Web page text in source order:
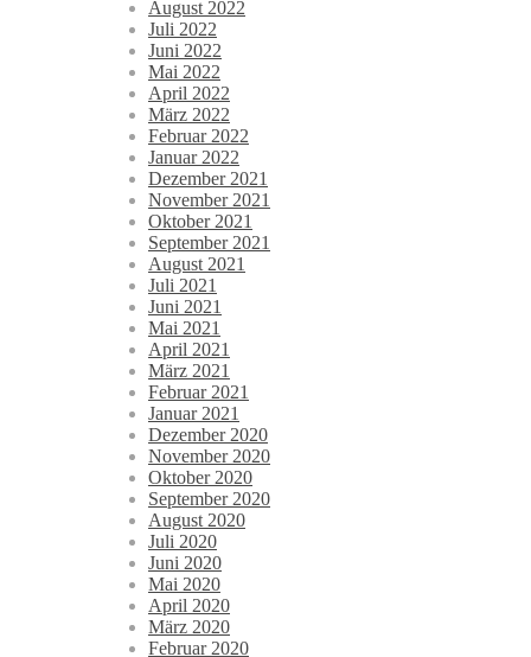
August 2022
Juli 2022
Juni 2022
Mai 2022
April 2022
März 2022
Februar 2022
Januar 2022
Dezember 2021
November 2021
Oktober 2021
September 2021
August 2021
Juli 2021
Juni 2021
Mai 2021
April 2021
März 2021
Februar 2021
Januar 2021
Dezember 2020
November 2020
Oktober 2020
September 2020
August 2020
Juli 2020
Juni 2020
Mai 2020
April 2020
März 2020
Februar 2020